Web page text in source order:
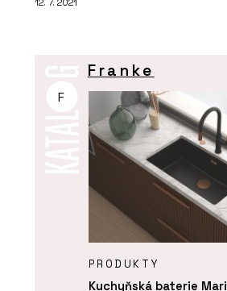
F
Franke
PRODUKTY
Kuchyňská baterie